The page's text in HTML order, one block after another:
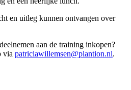
en uitleg kunnen ontvangen over
aan de training inkopen?
via patriciawillemsen@plantion.nl.